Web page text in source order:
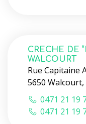
CRECHE DE
WALCOURT
Rue Capitaine
5650
0471 21 19
0471 21 19